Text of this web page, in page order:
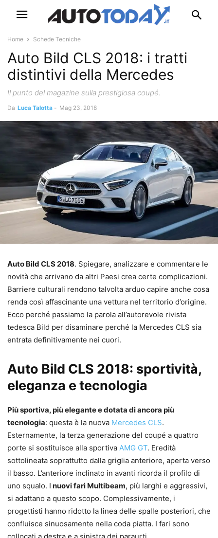
Home Schede Tecniche
Auto Bild CLS 2018: i tratti
distintivi della Mercedes
Il punto del magazine sulla prestigiosa coupé.
Da Luca Talotta - Mag 23, 2018
Auto Bild CLS 2018. Spiegare, analizzare e commentare le
novità che arrivano da altri Paesi crea certe complicazioni.
Barriere culturali rendono talvolta arduo capire anche cosa
renda così affascinante una vettura nel territorio d’origine.
Ecco perché passiamo la parola all’autorevole rivista
tedesca Bild per disaminare perché la Mercedes CLS sia
entrata definitivamente nei cuori.
Auto Bild CLS 2018: sportività,
eleganza e tecnologia
Più sportiva, più elegante e dotata di ancora più
tecnologia: questa è la nuova Mercedes CLS.
Esternamente, la terza generazione del coupé a quattro
porte si sostituisce alla sportiva AMG GT. Eredità
sottolineata soprattutto dalla griglia anteriore, aperta verso
il basso. L’anteriore inclinato in avanti ricorda il profilo di
uno squalo. I nuovi fari Multibeam, più larghi e aggressivi,
si adattano a questo scopo. Complessivamente, i
progettisti hanno ridotto la linea delle spalle posteriori, che
confluisce sinuosamente nella coda piatta. I fari sono